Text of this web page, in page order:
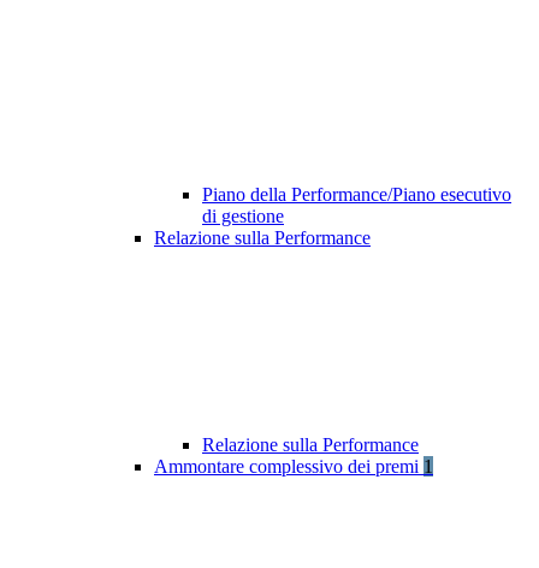
Piano della Performance/Piano esecutivo
di gestione
Relazione sulla Performance
Relazione sulla Performance
Ammontare complessivo dei premi 1